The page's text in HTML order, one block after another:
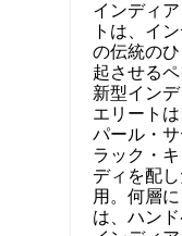
インディ
トは、イ
の伝統のひ
起させる
新型イン
エリート
パール・
ラック・
ディを配
用。何層
は、ハン